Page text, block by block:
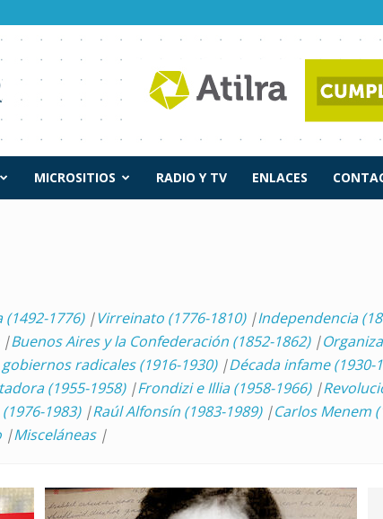
MICROSITIOS RADIO Y TV ENLACES
1776)|Virreinato (1776-1810)|Independencia
|Buenos Aires y la Confederación (1852-1862)|
radicales (1916-1930)|Década infame (1930-
(1955-1958)|Frondizi e Illia (1958-1966)|
1983)|Raúl Alfonsín (1983-1989)|Carlos Menem
|Misceláneas|